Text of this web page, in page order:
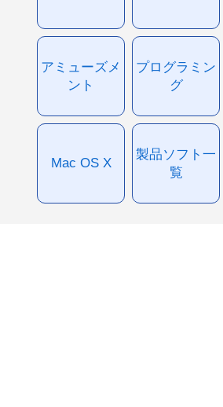
アミューズメ
ント
プログラミン
グ
Mac OS X
製品ソフト一
覧